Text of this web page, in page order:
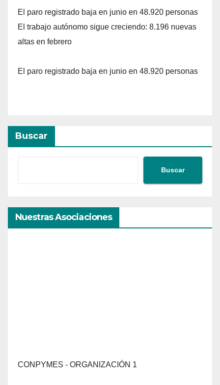
El paro registrado baja en junio en 48.920 personas
El trabajo autónomo sigue creciendo: 8.196 nuevas
altas en febrero
El paro registrado baja en junio en 48.920 personas
Buscar
Buscar
Nuestras Asociaciones
CONPYMES - ORGANIZACIÓN 1